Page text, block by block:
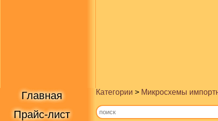
Главная
Прайс-лист
Категории > Микросхемы